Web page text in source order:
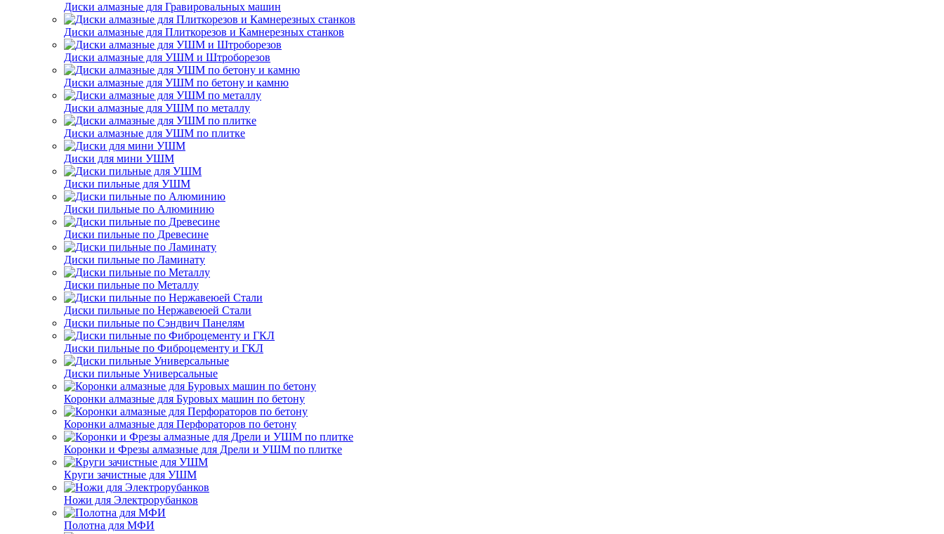
Диски алмазные для Гравировальных машин
Диски алмазные для Плиткорезов и Камнерезных станков
Диски алмазные для УШМ и Штроборезов
Диски алмазные для УШМ по бетону и камню
Диски алмазные для УШМ по металлу
Диски алмазные для УШМ по плитке
Диски для мини УШМ
Диски пильные для УШМ
Диски пильные по Алюминию
Диски пильные по Древесине
Диски пильные по Ламинату
Диски пильные по Металлу
Диски пильные по Нержавеюей Стали
Диски пильные по Сэндвич Панелям
Диски пильные по Фиброцементу и ГКЛ
Диски пильные Универсальные
Коронки алмазные для Буровых машин по бетону
Коронки алмазные для Перфораторов по бетону
Коронки и Фрезы алмазные для Дрели и УШМ по плитке
Круги зачистные для УШМ
Ножи для Электрорубанков
Полотна для МФИ